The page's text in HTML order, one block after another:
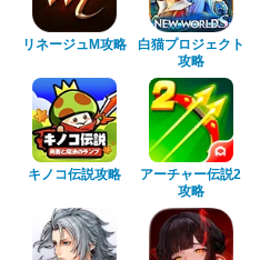
リネージュM攻略
白猫プロジェクト
攻略
キノコ伝説攻略
アーチャー伝説2
攻略